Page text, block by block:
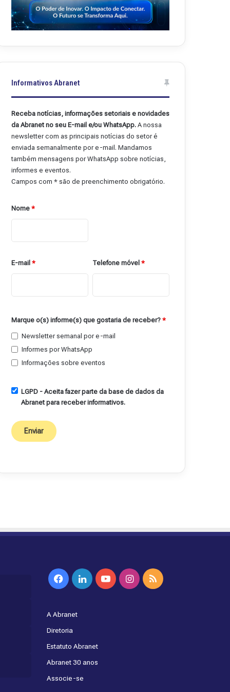
Informativos Abranet
Receba notícias, informações setoriais e novidades
da Abranet no seu E-mail e/ou WhatsApp.A nossa
newsletter com as principais notícias do setor é
enviada semanalmente por e-mail. Mandamos
também mensagens por WhatsApp sobre notícias,
informes e eventos.
Campos com * são de preenchimento obrigatório.
Nome*
E-mail* Telefone móvel *
Marque o(s) informe(s) que gostaria de receber?*
Newsletter semanal por e-mail
Informes por WhatsApp
Informações sobre eventos
LGPD - Aceita fazer parte da base de dados da
Abranet para receber informativos.
FacebookLinkedinYouTubeInstagram
RSS
A Abranet
Diretoria
Estatuto Abranet
Abranet 30 anos
Associe-se